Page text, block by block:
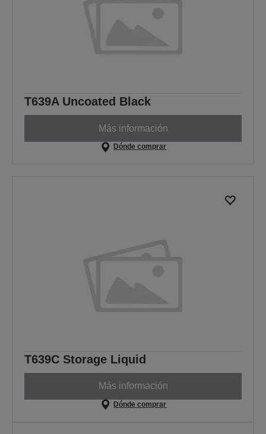
T639A Uncoated Black
Más información
Dónde comprar
T639C Storage Liquid
Más información
Dónde comprar